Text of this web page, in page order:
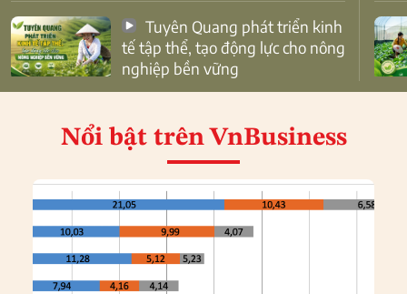
tế tập thể, tạo động lực cho nông
nghiệp bền vững
Nổi bật trên VnBusiness